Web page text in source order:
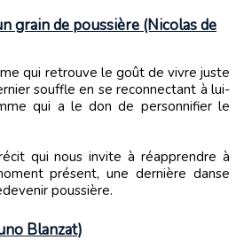
grain de poussière (Nicolas de
souffle en se reconnectant à lui-
qui a le don de personnifier le
qui nous invite à réapprendre à
présent, une dernière danse
poussière.
Blanzat)